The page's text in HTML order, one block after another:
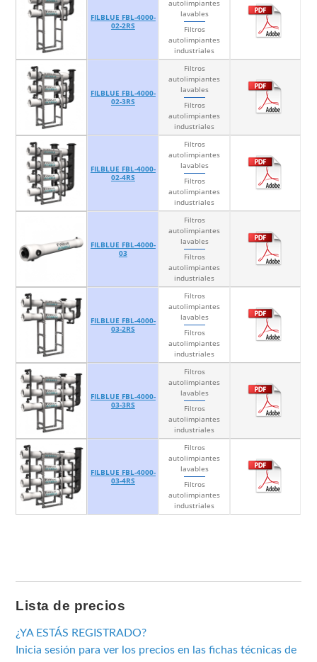
FILBLUE FBL-4000-
02-2RS
autolimpiantes
lavables
Filtros
autolimpiantes
industriales
FILBLUE FBL-4000-
02-3RS
Filtros
autolimpiantes
lavables
Filtros
autolimpiantes
industriales
FILBLUE FBL-4000-
02-4RS
Filtros
autolimpiantes
lavables
Filtros
autolimpiantes
industriales
FILBLUE FBL-4000-
03
Filtros
autolimpiantes
lavables
Filtros
autolimpiantes
industriales
FILBLUE FBL-4000-
03-2RS
Filtros
autolimpiantes
lavables
Filtros
autolimpiantes
industriales
FILBLUE FBL-4000-
03-3RS
Filtros
autolimpiantes
lavables
Filtros
autolimpiantes
industriales
FILBLUE FBL-4000-
03-4RS
Filtros
autolimpiantes
lavables
Filtros
autolimpiantes
industriales
Lista de precios
¿YA ESTÁS REGISTRADO?
Inicia sesión para ver los precios en las fichas técnicas de